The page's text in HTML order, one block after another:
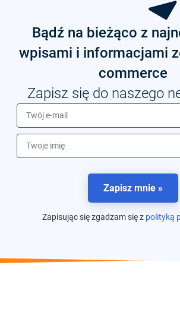
Bądź na bieżąco z
wpisami i informacjami
commerce
Zapisz się do naszego
Zapisz mnie »
Zapisując się zgadzam się z polityką